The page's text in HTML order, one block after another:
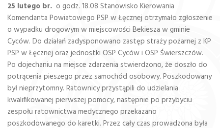
25 lutego br. o godz. 18.08 Stanowisko Kierowania
Komendanta Powiatowego PSP w Łęcznej otrzymało zgłoszenie
o wypadku drogowym w miejscowości Bekiesza w gminie
Cyców. Do działań zadysponowano zastęp straży pożarnej z KP
PSP w Łęcznej oraz jednostki OSP Cyców i OSP Świerszczów.
Po dojechaniu na miejsce zdarzenia stwierdzono, że doszło do
potrącenia pieszego przez samochód osobowy. Poszkodowany
był nieprzytomny. Ratownicy przystąpili do udzielania
kwalifikowanej pierwszej pomocy, następnie po przybyciu
zespołu ratownictwa medycznego przekazano
poszkodowanego do karetki. Przez cały czas prowadzona była